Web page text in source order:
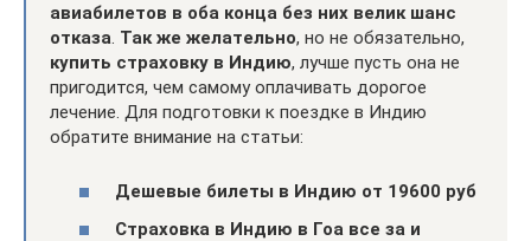
авиабилетов в оба конца без них велик шанс
отказа Так же желательно, но не обязательно,
купить страховку в Индию, лучше пусть она не
пригодится, чем самому оплачивать дорогое
лечение. Для подготовки к поездке в Индию
обратите внимание на статьи:
Дешевые билеты в Индию от 19600 руб
Страховка в Индию в Гоа все за и